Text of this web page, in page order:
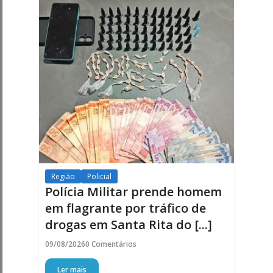
Região Policial
Polícia Militar prende homem
em flagrante por tráfico de
drogas em Santa Rita do [...]
09/08/20260 Comentários
Ler mais